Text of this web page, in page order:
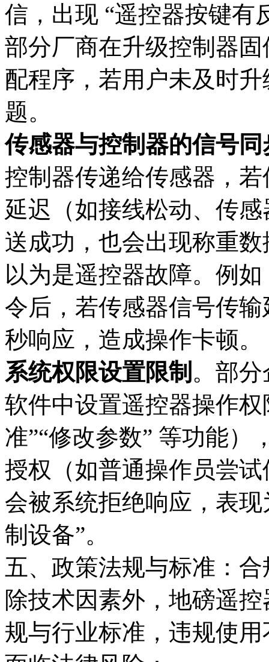
信，出现 “遥控器按键有
部分厂商在升级控制器
配程序，若用户未及时
题。​
传感器与控制器的信号同
控制器传递给传感器，
延迟（如接线松动、传
送成功，也会出现称重
以为是遥控器故障。例
令后，若传感器信号传
秒响应，造成操作卡顿。​
系统权限设置限制 。部
软件中设置遥控器操作
准”“修改参数” 等功能）
授权（如普通操作员尝
会被系统拒绝响应，表
制设备”。​
五、政策法规与标准：
除技术因素外，地磅遥
规与行业标准，违规使